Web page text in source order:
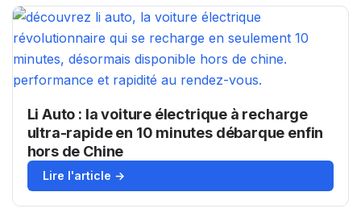
Li Auto : la voiture électrique à recharge
ultra-rapide en 10 minutes débarque enfin
hors de Chine
Lire l'article →